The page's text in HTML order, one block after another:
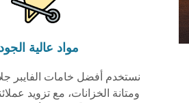
مواد عالية
نستخدم أفضل خامات الفايبر
ومتانة الخزانات، مع تزويد